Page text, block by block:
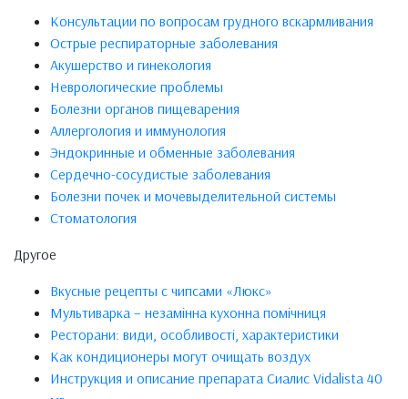
Консультации по вопросам грудного вскармливания
Острые респираторные заболевания
Акушерство и гинекология
Неврологические проблемы
Болезни органов пищеварения
Аллергология и иммунология
Эндокринные и обменные заболевания
Сердечно-сосудистые заболевания
Болезни почек и мочевыделительной системы
Стоматология
Другое
Вкусные рецепты с чипсами «Люкс»
Мультиварка – незамінна кухонна помічниця
Ресторани: види, особливості, характеристики
Как кондиционеры могут очищать воздух
Инструкция и описание препарата Сиалис Vidalista 40